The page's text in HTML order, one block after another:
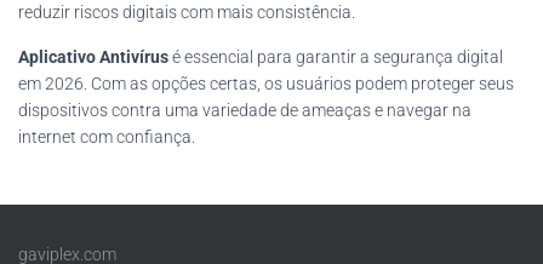
reduzir riscos digitais com mais consistência.
Aplicativo Antivírusé essencial para garantir a segurança digital
em 2026. Com as opções certas, os usuários podem proteger seus
dispositivos contra uma variedade de ameaças e navegar na
internet com confiança.
gaviplex.com